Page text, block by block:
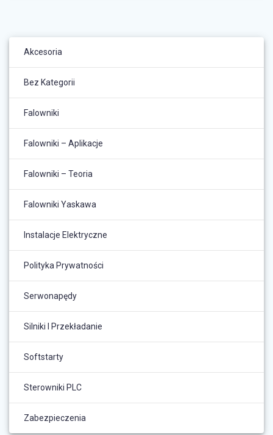
Akcesoria
Bez Kategorii
Falowniki
Falowniki – Aplikacje
Falowniki – Teoria
Falowniki Yaskawa
Instalacje Elektryczne
Polityka Prywatności
Serwonapędy
Silniki I Przekładanie
Softstarty
Sterowniki PLC
Zabezpieczenia